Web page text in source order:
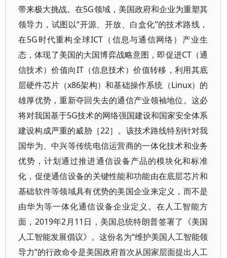
带来极大挑战。在5G领域，美国政府和企业为重塑其
领导力，试图以“开源、开放、白盒化”的技术路线，
在5G时代重构全球ICT（信息与通信网络）产业生
态，体现了美国的大国博弈战略意图，即促进CT（通
信技术）价值向IT（信息技术）价值转移，利用其底
层硬件芯片（x86架构）和基础操作系统（Linux）的
雄厚优势，重新夺回失去的通信产业领袖地位。这必
将对我国基于5G技术的网络强国建设和国家安全体系
建设构成严重的威胁［22］。该技术路线特别针对我
国华为、中兴等传统电信运营商的一体化技术和业务
优势，计划通过推进通信设备产品的模块化和标准
化，促使通信设备的关键性能和功能由在底层芯片和
基础软件等领域具有优势的美国企业来定义，而不是
由华为等一体化通信设备企业定义。在人工智能方
面，2019年2月11日，美国总统特朗普签署了《美国
人工智能发展倡议》。这份名为“维护美国人工智能领
导力”的行政命令是美国政府首次从国家层面提出人工